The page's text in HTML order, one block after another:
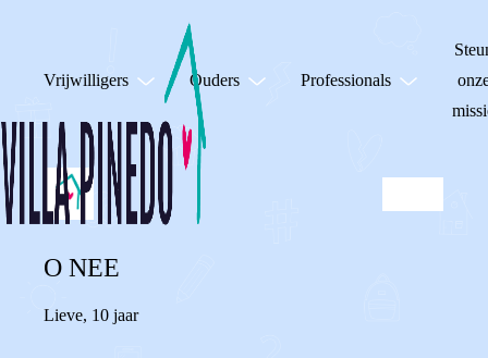
Vrijwilligers Ouders Professionals
O NEE
Lieve, 10 jaar